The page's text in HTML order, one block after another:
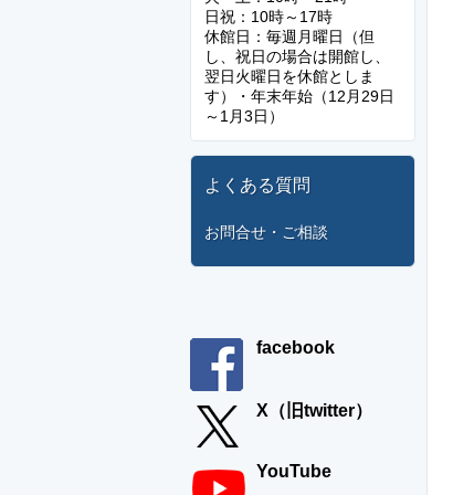
日祝：10時～17時
休館日：毎週月曜日（但
し、祝日の場合は開館し、
翌日火曜日を休館としま
す）・年末年始（12月29日
～1月3日）
よくある質問
お問合せ・ご相談
facebook
X（旧twitter）
YouTube